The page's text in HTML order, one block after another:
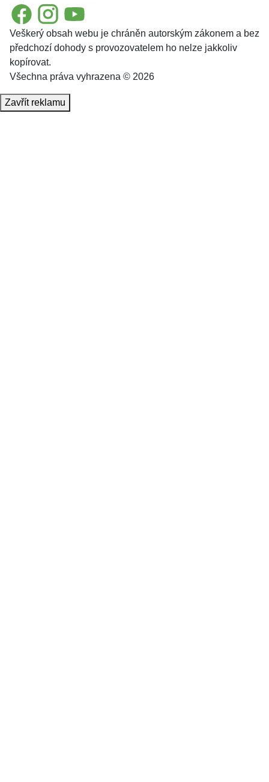
FacebookInstagramYouTube
Veškerý obsah webu je chráněn autorským zákonem a bez
předchozí dohody s provozovatelem ho nelze jakkoliv
kopírovat.
Všechna práva vyhrazena © 2026
Zavřít reklamu